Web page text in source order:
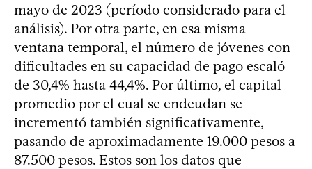
mayo de 2023 (período considerado para el
análisis). Por otra parte, en esa misma
ventana temporal, el número de jóvenes con
dificultades en su capacidad de pago escaló
de 30,4% hasta 44,4%. Por último, el capital
promedio por el cual se endeudan se
incrementó también significativamente,
pasando de aproximadamente 19.000 pesos a
87.500 pesos. Estos son los datos que